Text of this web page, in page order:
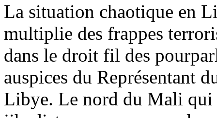
La situation chaotique en
multiplie des frappes
dans le droit fil des
auspices du Représentant
Libye. Le nord du Mali qui